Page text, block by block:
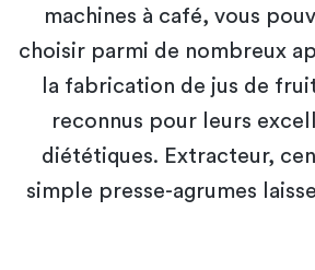
machines à café, vous
choisir parmi de nombreux
la fabrication de jus de
reconnus pour leurs
diététiques. Extracteur,
simple presse-agrumes